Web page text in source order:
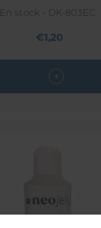
En stock - DK-803EC
€1,20